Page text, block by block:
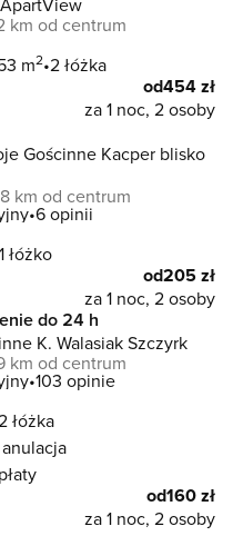
km od centrum
m2 2 łóżka
od454 zł
za 1 noc, 2 osoby
Gościnne Kacper blisko
km od centrum
6 opinii
1 łóżko
od205 zł
za 1 noc, 2 osoby
do 24 h
K. Walasiak Szczyrk
km od centrum
103 opinie
łóżka
od160 zł
za 1 noc, 2 osoby